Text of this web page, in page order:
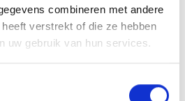
combineren met andere
verstrekt of die ze hebben
uw gebruik van hun services.